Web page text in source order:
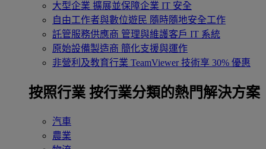
大型企業 擴展並保障企業 IT 安全
自由工作者與數位遊民 隨時隨地安全工作
託管服務供應商 管理與維護客戶 IT 系統
原始設備製造商 簡化支援與運作
非營利及教育行業 TeamViewer 技術享 30% 優惠
按照行業 按行業分類的熱門解決方案
汽車
農業